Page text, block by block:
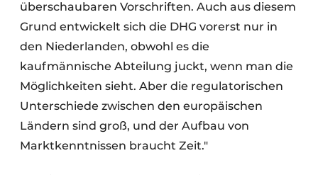
überschaubaren Vorschriften. Auch aus diesem
Grund entwickelt sich die DHG vorerst nur in
den Niederlanden, obwohl es die
kaufmännische Abteilung juckt, wenn man die
Möglichkeiten sieht. Aber die regulatorischen
Unterschiede zwischen den europäischen
Ländern sind groß, und der Aufbau von
Marktkenntnissen braucht Zeit."